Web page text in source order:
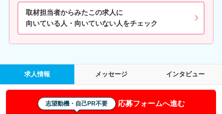
取材担当者からみたこの求人に
向いている人・向いていない人をチェック
求人情報 メッセージ インタビュー
志望動機・自己PR不要 応募フォームへ進む